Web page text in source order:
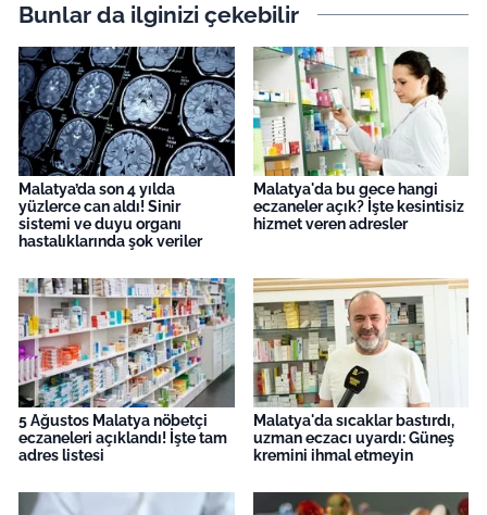
Bunlar da ilginizi çekebilir
Malatya’da son 4 yılda
yüzlerce can aldı! Sinir
sistemi ve duyu organı
hastalıklarında şok veriler
Malatya'da bu gece hangi
eczaneler açık? İşte kesintisiz
hizmet veren adresler
5 Ağustos Malatya nöbetçi
eczaneleri açıklandı! İşte tam
adres listesi
Malatya'da sıcaklar bastırdı,
uzman eczacı uyardı: Güneş
kremini ihmal etmeyin